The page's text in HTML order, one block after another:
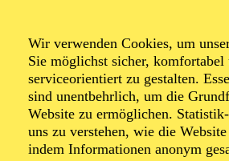
Wir verwenden Cookies, um
Sie möglichst sicher, komfortabel
serviceorientiert zu gestalten.
sind unentbehrlich, um die
Website zu ermöglichen.
uns zu verstehen, wie die
indem Informationen anonym
Foto: Björn Hickmann